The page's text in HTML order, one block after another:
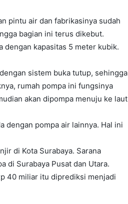
pintu air dan fabrikasinya sudah
bagian ini terus dikebut.
dengan kapasitas 5 meter kubik.
sistem buka tutup, sehingga
rumah pompa ini fungsinya
akan dipompa menuju ke laut
dengan pompa air lainnya. Hal ini
di Kota Surabaya. Sarana
di Surabaya Pusat dan Utara.
40 miliar itu diprediksi menjadi